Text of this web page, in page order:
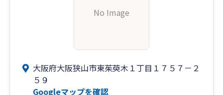
No Image
大阪府大阪狭山市東茱萸木１丁目１７５７－２
５９
Googleマップを確認